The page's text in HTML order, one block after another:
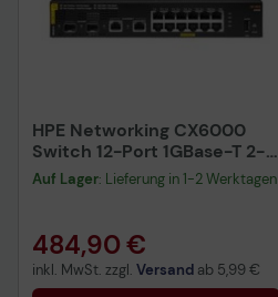
HPE Networking CX6000
Switch 12-Port 1GBase-T 2-
Port 1G SFP 139W Klasse 4
PoE rackmountfähig
Auf Lager: Lieferung in 1-2 Werktagen
484,90 €
inkl. MwSt. zzgl. Versand ab 5,99 €